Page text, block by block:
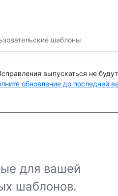
шаблоны
выпускаться не
обновление до последней
для вашей
шаблонов.